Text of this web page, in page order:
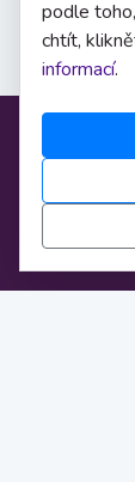
podle
chtít,
informací.